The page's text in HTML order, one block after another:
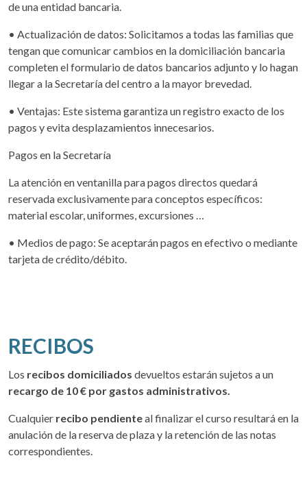
de una entidad bancaria.
• Actualización de datos: Solicitamos a todas las familias que
tengan que comunicar cambios en la domiciliación bancaria
completen el formulario de datos bancarios adjunto y lo hagan
llegar a la Secretaría del centro a la mayor brevedad.
• Ventajas: Este sistema garantiza un registro exacto de los
pagos y evita desplazamientos innecesarios.
Pagos en la Secretaría
La atención en ventanilla para pagos directos quedará
reservada exclusivamente para conceptos específicos:
material escolar, uniformes, excursiones …
• Medios de pago: Se aceptarán pagos en efectivo o mediante
tarjeta de crédito/débito.
RECIBOS
Los recibos domiciliados devueltos estarán sujetos a un
recargo de 10 € por gastos administrativos.
Cualquier recibo pendienteal finalizar el curso resultará en la
anulación de la reserva de plaza y la retención de las notas
correspondientes.